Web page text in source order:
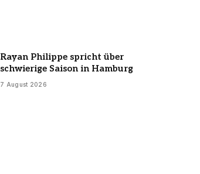
Rayan Philippe spricht über
schwierige Saison in Hamburg
7 August 2026